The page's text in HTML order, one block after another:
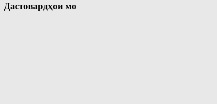
Дастовардҳои мо